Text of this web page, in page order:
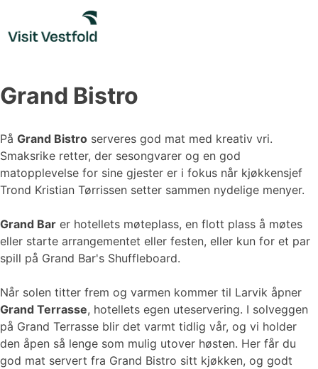
content
Grand Bistro
På Grand Bistro serveres god mat med kreativ vri.
Smaksrike retter, der sesongvarer og en god
matopplevelse for sine gjester er i fokus når kjøkkensjef
Trond Kristian Tørrissen setter sammen nydelige menyer.
Grand Bar er hotellets møteplass, en flott plass å møtes
eller starte arrangementet eller festen, eller kun for et par
spill på Grand Bar's Shuffleboard.
Når solen titter frem og varmen kommer til Larvik åpner
Grand Terrasse, hotellets egen uteservering. I solveggen
på Grand Terrasse blir det varmt tidlig vår, og vi holder
den åpen så lenge som mulig utover høsten. Her får du
god mat servert fra Grand Bistro sitt kjøkken, og godt